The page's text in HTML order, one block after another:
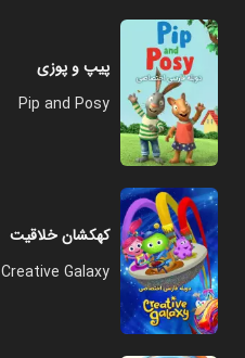
پیپ و پوزی
Pip and Posy
کهکشان خلاقیت
Creative Galaxy